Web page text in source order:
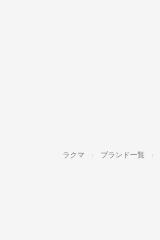
ラクマ ブランド一覧